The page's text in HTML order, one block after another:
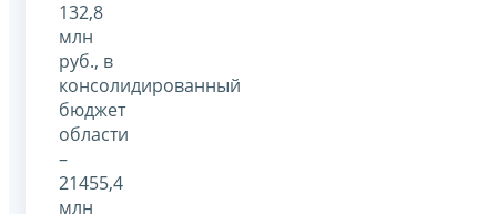
132,8
млн
руб., в
консолидированный
бюджет
области
–
21455,4
млн